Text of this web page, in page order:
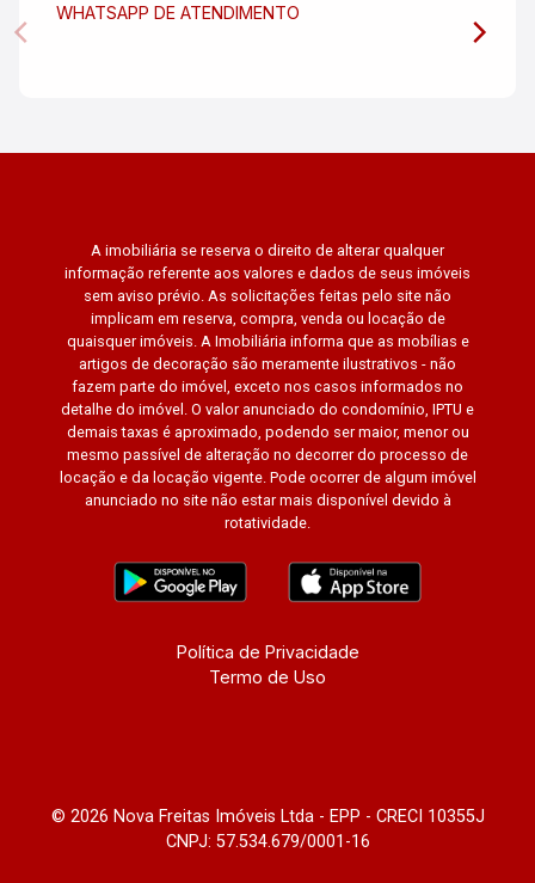
WHATSAPP DE ATENDIMENTO
A imobiliária se reserva o direito de alterar qualquer
informação referente aos valores e dados de seus imóveis
sem aviso prévio. As solicitações feitas pelo site não
implicam em reserva, compra, venda ou locação de
quaisquer imóveis. A Imobiliária informa que as mobílias e
artigos de decoração são meramente ilustrativos - não
fazem parte do imóvel, exceto nos casos informados no
detalhe do imóvel. O valor anunciado do condomínio, IPTU e
demais taxas é aproximado, podendo ser maior, menor ou
mesmo passível de alteração no decorrer do processo de
locação e da locação vigente. Pode ocorrer de algum imóvel
anunciado no site não estar mais disponível devido à
rotatividade.
Política de Privacidade
Termo de Uso
© 2026 Nova Freitas Imóveis Ltda - EPP - CRECI 10355J
CNPJ: 57.534.679/0001-16